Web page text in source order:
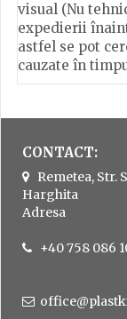
visual (Nu
expedierii
astfel se pot
cauzate în
CONTACT:
Remetea, Str.
Harghita
Adresa
+40 758 086